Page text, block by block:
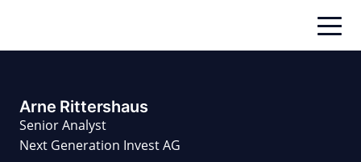
springen
Arne Rittershaus
Senior Analyst
Next Generation Invest AG